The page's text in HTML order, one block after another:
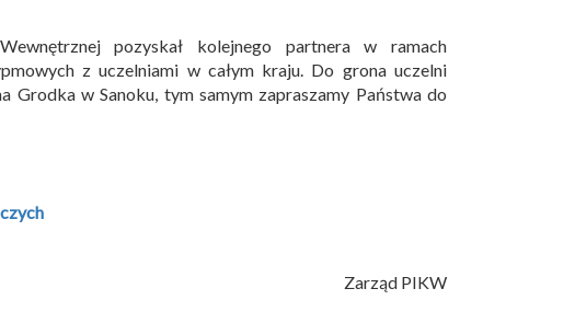
pozyskał kolejnego partnera w ramach
z uczelniami w całym kraju. Do grona uczelni
Grodka w Sanoku, tym samym zapraszamy Państwa do
Zarząd PIKW